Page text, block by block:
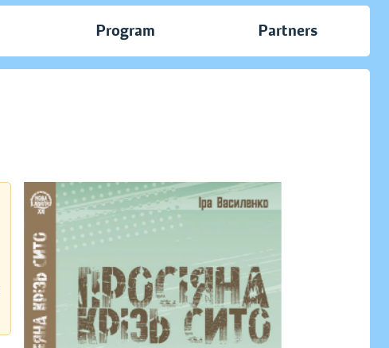
Program Partners